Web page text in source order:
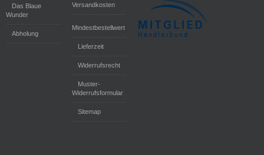
Das Blaue
Wunder
Abholung
Versandkosten
Mindestbestellwert
Lieferzeit
Widerrufsrecht
Muster-
Widerrufsformular
Sitemap